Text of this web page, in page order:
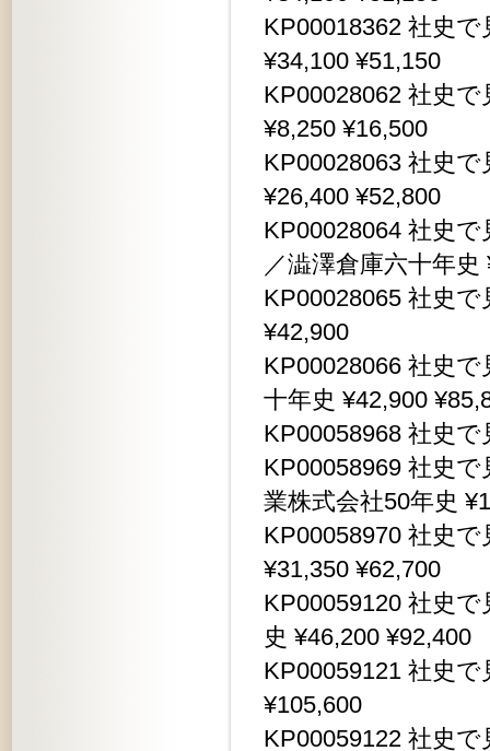
KP00018362 社史
¥34,100 ¥51,150
KP00028062 社史
¥8,250 ¥16,500
KP00028063 社史
¥26,400 ¥52,800
KP00028064 社史
／澁澤倉庫六十年史
KP00028065 社史
¥42,900
KP00028066 社史
十年史 ¥42,900
KP00058968 社史
KP00058969 社史
業株式会社50年史
KP00058970 社史
¥31,350 ¥62,700
KP00059120 社史
史 ¥46,200 ¥92,400
KP00059121 社史
¥105,600
KP00059122 社史